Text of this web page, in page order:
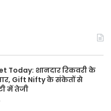
Today: शानदार रिकवरी के
Gift Nifty के संकेतों से
में तेजी